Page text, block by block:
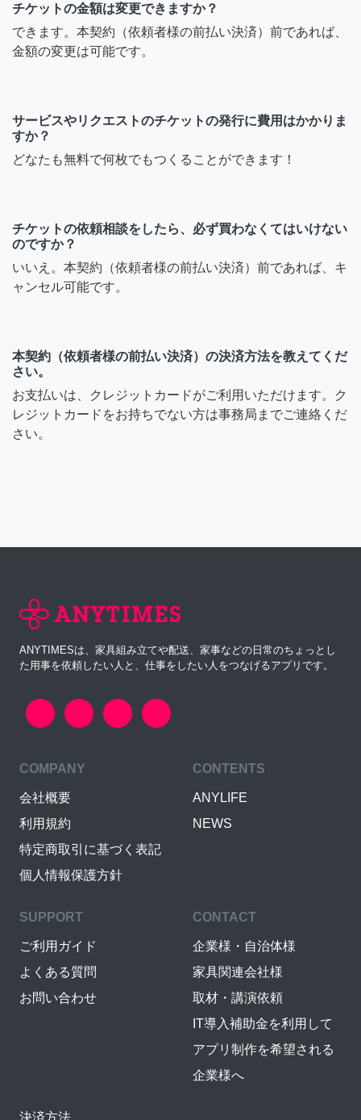
チケットの金額は変更できますか？
できます。本契約（依頼者様の前払い決済）前であれば、
金額の変更は可能です。
サービスやリクエストのチケットの発行に費用はかかりま
すか？
どなたも無料で何枚でもつくることができます！
チケットの依頼相談をしたら、必ず買わなくてはいけない
のですか？
いいえ。本契約（依頼者様の前払い決済）前であれば、キ
ャンセル可能です。
本契約（依頼者様の前払い決済）の決済方法を教えてくだ
さい。
お支払いは、クレジットカードがご利用いただけます。ク
レジットカードをお持ちでない方は事務局までご連絡くだ
さい。
ANYTIMESは、家具組み立てや配送、家事などの日常のちょっとし
た用事を依頼したい人と、仕事をしたい人をつなげるアプリです。
COMPANY
会社概要
利用規約
特定商取引に基づく表記
個人情報保護方針
CONTENTS
ANYLIFE
NEWS
SUPPORT
ご利用ガイド
よくある質問
お問い合わせ
CONTACT
企業様・自治体様
家具関連会社様
取材・講演依頼
IT導入補助金を利用して
アプリ制作を希望される
企業様へ
決済方法